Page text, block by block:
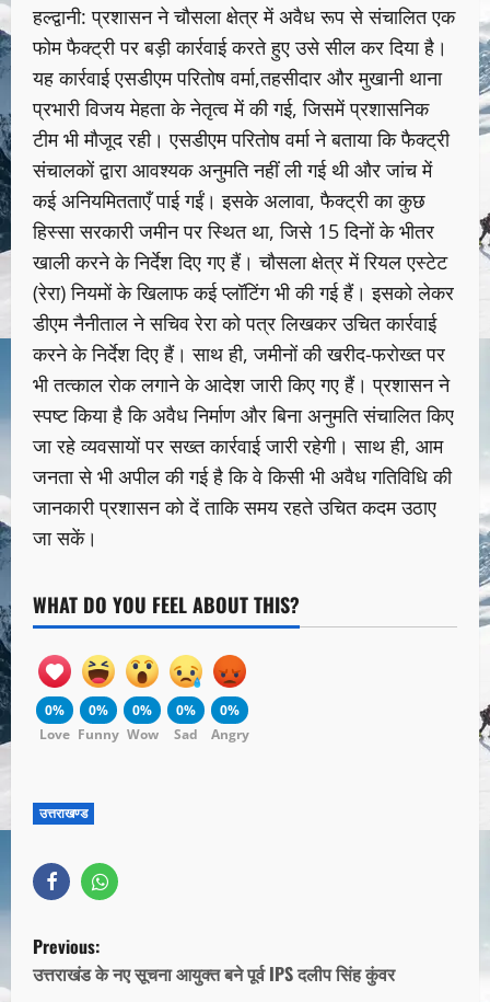
हल्द्वानी: प्रशासन ने चौसला क्षेत्र में अवैध रूप से संचालित एक
फोम फैक्ट्री पर बड़ी कार्रवाई करते हुए उसे सील कर दिया है।
यह कार्रवाई एसडीएम परितोष वर्मा,तहसीदार और मुखानी थाना
प्रभारी विजय मेहता के नेतृत्व में की गई, जिसमें प्रशासनिक
टीम भी मौजूद रही। एसडीएम परितोष वर्मा ने बताया कि फैक्ट्री
संचालकों द्वारा आवश्यक अनुमति नहीं ली गई थी और जांच में
कई अनियमितताएँ पाई गईं। इसके अलावा, फैक्ट्री का कुछ
हिस्सा सरकारी जमीन पर स्थित था, जिसे 15 दिनों के भीतर
खाली करने के निर्देश दिए गए हैं। चौसला क्षेत्र में रियल एस्टेट
(रेरा) नियमों के खिलाफ कई प्लॉटिंग भी की गई हैं। इसको लेकर
डीएम नैनीताल ने सचिव रेरा को पत्र लिखकर उचित कार्रवाई
करने के निर्देश दिए हैं। साथ ही, जमीनों की खरीद-फरोख्त पर
भी तत्काल रोक लगाने के आदेश जारी किए गए हैं। प्रशासन ने
स्पष्ट किया है कि अवैध निर्माण और बिना अनुमति संचालित किए
जा रहे व्यवसायों पर सख्त कार्रवाई जारी रहेगी। साथ ही, आम
जनता से भी अपील की गई है कि वे किसी भी अवैध गतिविधि की
जानकारी प्रशासन को दें ताकि समय रहते उचित कदम उठाए
जा सकें।
WHAT DO YOU FEEL ABOUT THIS?
0%
Love
0%
Funny
0%
Wow
0%
Sad
0%
Angry
उत्तराखण्ड
Previous:
उत्तराखंड के नए सूचना आयुक्त बने पूर्व IPS दलीप सिंह कुंवर